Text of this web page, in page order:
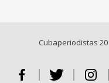
Cubaperiodistas